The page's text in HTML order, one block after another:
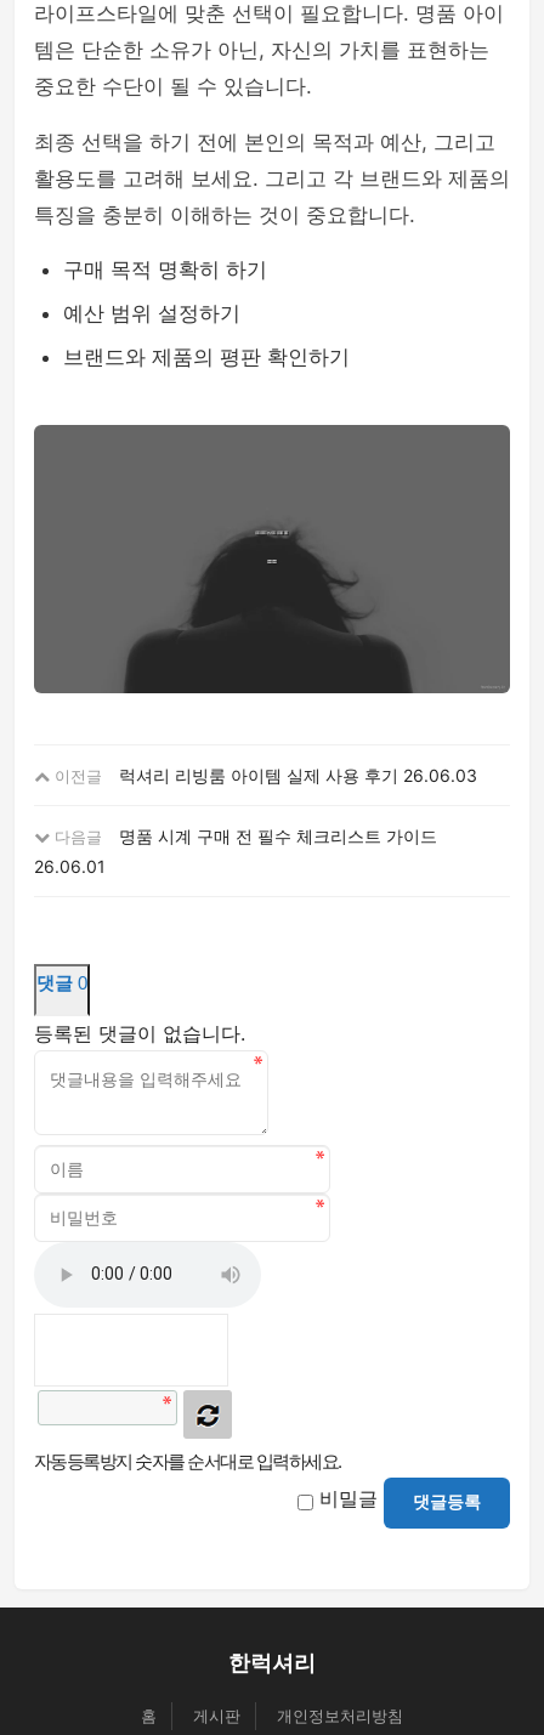
라이프스타일에 맞춘 선택이 필요합니다. 명품 아이
템은 단순한 소유가 아닌, 자신의 가치를 표현하는
중요한 수단이 될 수 있습니다.
최종 선택을 하기 전에 본인의 목적과 예산, 그리고
활용도를 고려해 보세요. 그리고 각 브랜드와 제품의
특징을 충분히 이해하는 것이 중요합니다.
구매 목적 명확히 하기
예산 범위 설정하기
브랜드와 제품의 평판 확인하기
이전글 럭셔리 리빙룸 아이템 실제 사용 후기 26.06.03
다음글
명품 시계 구매 전 필수 체크리스트 가이드
26.06.01
댓글 0
등록된 댓글이 없습니다.
자동등록방지 숫자를 순서대로 입력하세요.
비밀글 댓글등록
한럭셔리
홈 게시판 개인정보처리방침